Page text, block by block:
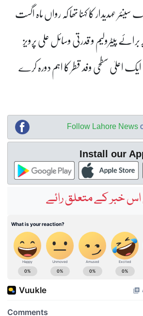
عہدیدار کا کہنا تھا کہ رواں ماہ اگست
پیٹرولیم و قدرتی وسائل علی پرویز
اعلیٰ سطحی وفد قطر کا اہم دورہ کرے
Follow Lahore News
Install our
خبر کے متعلق رائے